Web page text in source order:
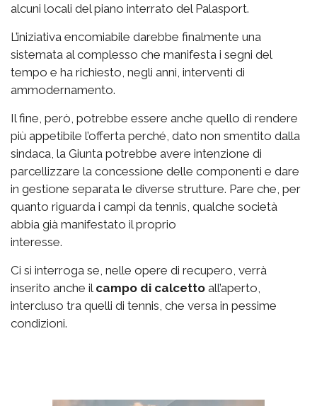
alcuni locali del piano interrato del Palasport.
L’iniziativa encomiabile darebbe finalmente una
sistemata al complesso che manifesta i segni del
tempo e ha richiesto, negli anni, interventi di
ammodernamento.
Il fine, però, potrebbe essere anche quello di rendere
più appetibile l’offerta perché, dato non smentito dalla
sindaca, la Giunta potrebbe avere intenzione di
parcellizzare la concessione delle componenti e dare
in gestione separata le diverse strutture. Pare che, per
quanto riguarda i campi da tennis, qualche società
abbia già manifestato il proprio
interesse.
Ci si interroga se, nelle opere di recupero, verrà
inserito anche il campo di calcetto all’aperto,
intercluso tra quelli di tennis, che versa in pessime
condizioni.